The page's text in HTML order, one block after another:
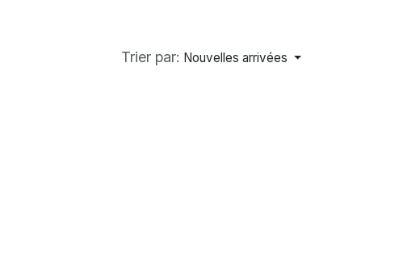
Trier par: Nouvelles arrivées